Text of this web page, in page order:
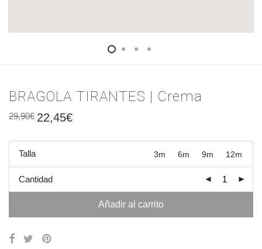
BRAGOLA TIRANTES | Crema
29,90€ 22,45€
Talla 3m 6m 9m 12m
Cantidad
Añadir al carrito